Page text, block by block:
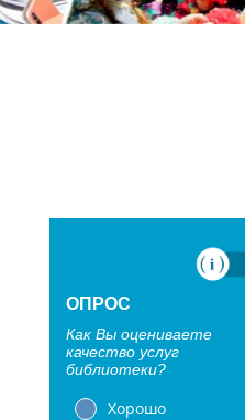
ОПРОС
Как Вы оцениваете
качество услуг
библиотеки?
Хорошо